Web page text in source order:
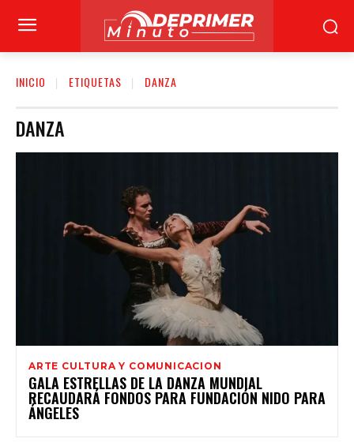
INICIO ETIQUETAS DANZA
DANZA
ARTE CULTURA Y COMUNICACION
GALA ESTRELLAS DE LA DANZA MUNDIAL
RECAUDARÁ FONDOS PARA FUNDACIÓN NIDO PARA
ÁNGELES